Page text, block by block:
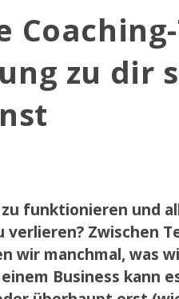
zu dir
funktionieren und
verlieren? Zwischen
wir manchmal, was
Business kann